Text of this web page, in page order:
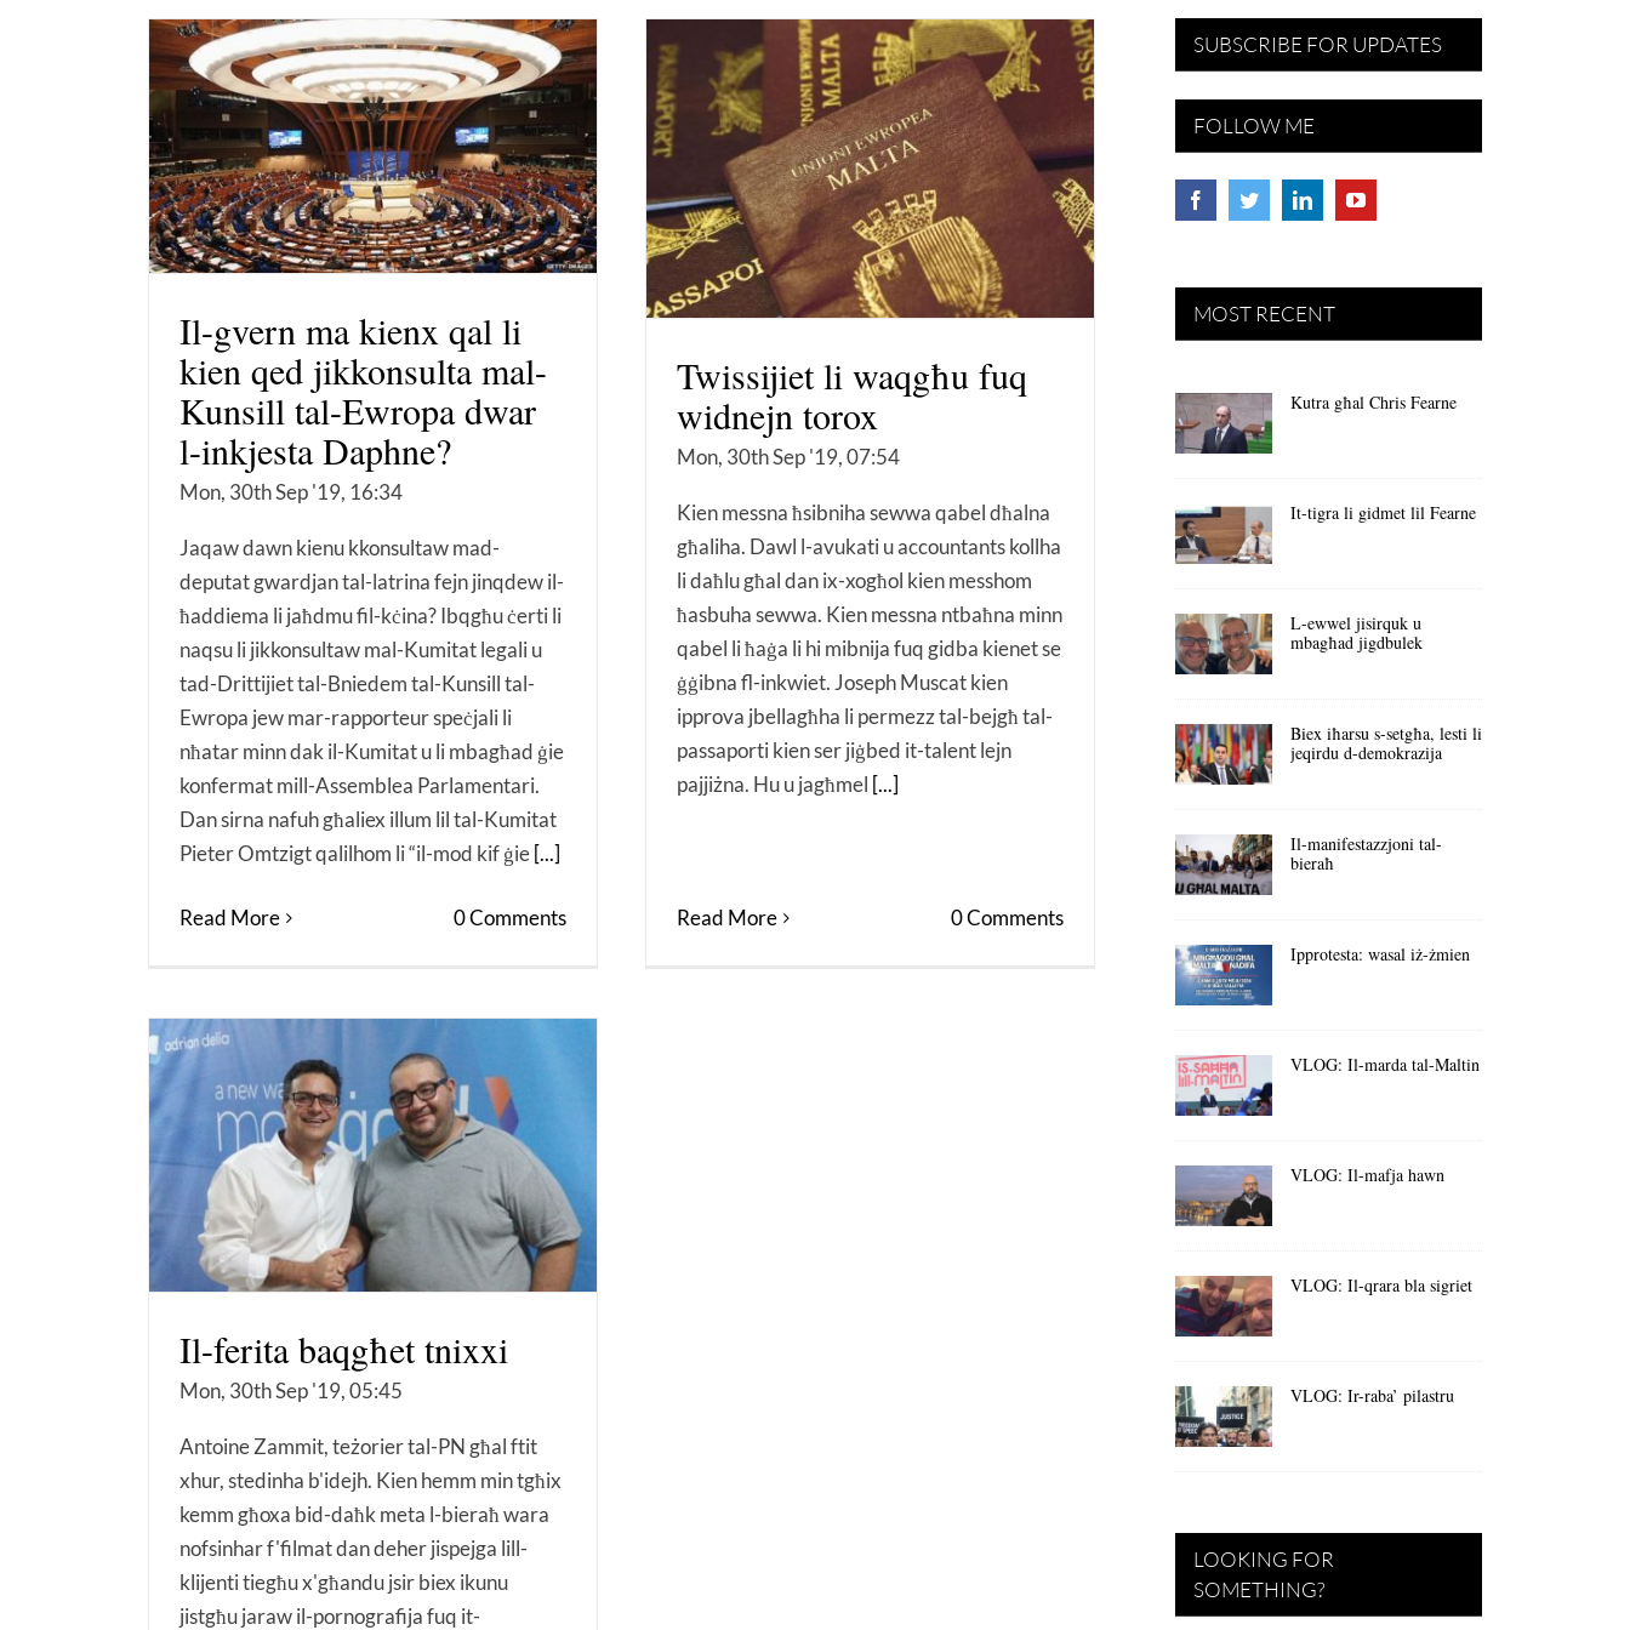
Il-gvern ma kienx qal li
kien qed jikkonsulta mal-
Kunsill tal-Ewropa dwar
l-inkjesta Daphne?
Mon, 30th Sep '19, 16:34
Jaqaw dawn kienu kkonsultaw mad-
deputat gwardjan tal-latrina fejn jinqdew il-
ħaddiema li jaħdmu fil-kċina? Ibqgħu ċerti li
naqsu li jikkonsultaw mal-Kumitat legali u
tad-Drittijiet tal-Bniedem tal-Kunsill tal-
Ewropa jew mar-rapporteur speċjali li
nħatar minn dak il-Kumitat u li mbagħad ġie
konfermat mill-Assemblea Parlamentari.
Dan sirna nafuh għaliex illum lil tal-Kumitat
Pieter Omtzigt qalilhom li “il-mod kif ġie [...]
Read More 0 Comments
Twissijiet li waqgħu fuq
widnejn torox
Mon, 30th Sep '19, 07:54
Kien messna ħsibniha sewwa qabel dħalna
għaliha. Dawl l-avukati u accountants kollha
li daħlu għal dan ix-xogħol kien messhom
ħasbuha sewwa. Kien messna ntbaħna minn
qabel li ħaġa li hi mibnija fuq gidba kienet se
ġġibna fl-inkwiet. Joseph Muscat kien
ipprova jbellagħha li permezz tal-bejgħ tal-
passaporti kien ser jiġbed it-talent lejn
pajjiżna. Hu u jagħmel [...]
Read More 0 Comments
Il-ferita baqgħet tnixxi
Mon, 30th Sep '19, 05:45
Antoine Zammit, teżorier tal-PN għal ftit
xhur, stedinha b'idejh. Kien hemm min tgħix
kemm għoxa bid-daħk meta l-bieraħ wara
nofsinhar f'filmat dan deher jispejga lill-
klijenti tiegħu x'għandu jsir biex ikunu
jistgħu jaraw il-pornografija fuq it-
SUBSCRIBE FOR UPDATES
FOLLOW ME
MOST RECENT
Kutra għal Chris Fearne
It-tigra li gidmet lil Fearne
L-ewwel jisirquk u
mbagħad jigdbulek
Biex iħarsu s-setgħa, lesti li
jeqirdu d-demokrazija
Il-manifestazzjoni tal-
bieraħ
Ipprotesta: wasal iż-żmien
VLOG: Il-marda tal-Maltin
VLOG: Il-mafja hawn
VLOG: Il-qrara bla sigriet
VLOG: Ir-raba’ pilastru
LOOKING FOR
SOMETHING?